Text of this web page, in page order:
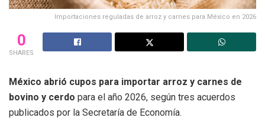
Importaciones reguladas de arroz y carnes para México en 2026
0
SHARES
México abrió cupos para importar arroz y carnes de
bovino y cerdo para el año 2026, según tres acuerdos
publicados por la Secretaría de Economía.